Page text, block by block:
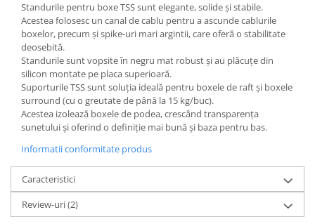
Standurile pentru boxe TSS sunt elegante, solide și stabile.
Acestea folosesc un canal de cablu pentru a ascunde cablurile
boxelor, precum și spike-uri mari argintii, care oferă o stabilitate
deosebită.
Standurile sunt vopsite în negru mat robust și au plăcuțe din
silicon montate pe placa superioară.
Suporturile TSS sunt soluția ideală pentru boxele de raft și boxele
surround (cu o greutate de până la 15 kg/buc).
Acestea izolează boxele de podea, crescând transparența
sunetului și oferind o definiție mai bună și baza pentru bas.
Informatii conformitate produs
Caracteristici
Review-uri(2)